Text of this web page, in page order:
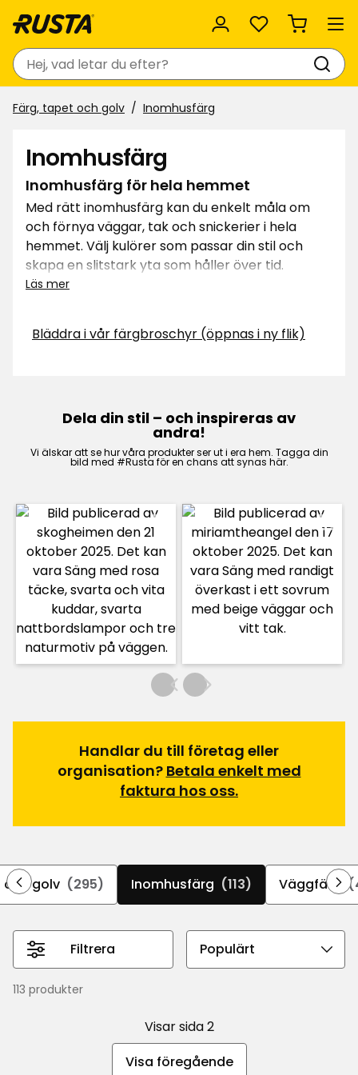
Favoriter
Sök
Färg, tapet och golv Inomhusfärg
Inomhusfärg
Inomhusfärg för hela hemmet
Med rätt inomhusfärg kan du enkelt måla om
och förnya väggar, tak och snickerier i hela
hemmet. Välj kulörer som passar din stil och
skapa en slitstark yta som håller över tid.
Upptäck vår väggfärg Nyans och Nyans Full
väljer färg från Rusta får du en lättmålad färg
med god täckförmåga och ett hållbart resultat
snickeri- och lackfärg för en slitstark, snygg
Läs mer
Bläddra i vår färgbroschyr (öppnas i ny flik)
Dela din stil – och inspireras av
andra!
Vi älskar att se hur våra produkter ser ut i era hem. Tagga din
bild med #Rusta för en chans att synas här.
Handlar du till företag eller
organisation? Betala enkelt med
faktura hos oss.
och golv (295) Inomhusfärg (113) Väggfärg
Filtrera
Välj
113 produkter
Visar sida 2
Visa föregående